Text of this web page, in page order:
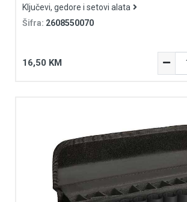
Ključevi, gedore i setovi alata
Šifra: 2608550070
16,50 KM